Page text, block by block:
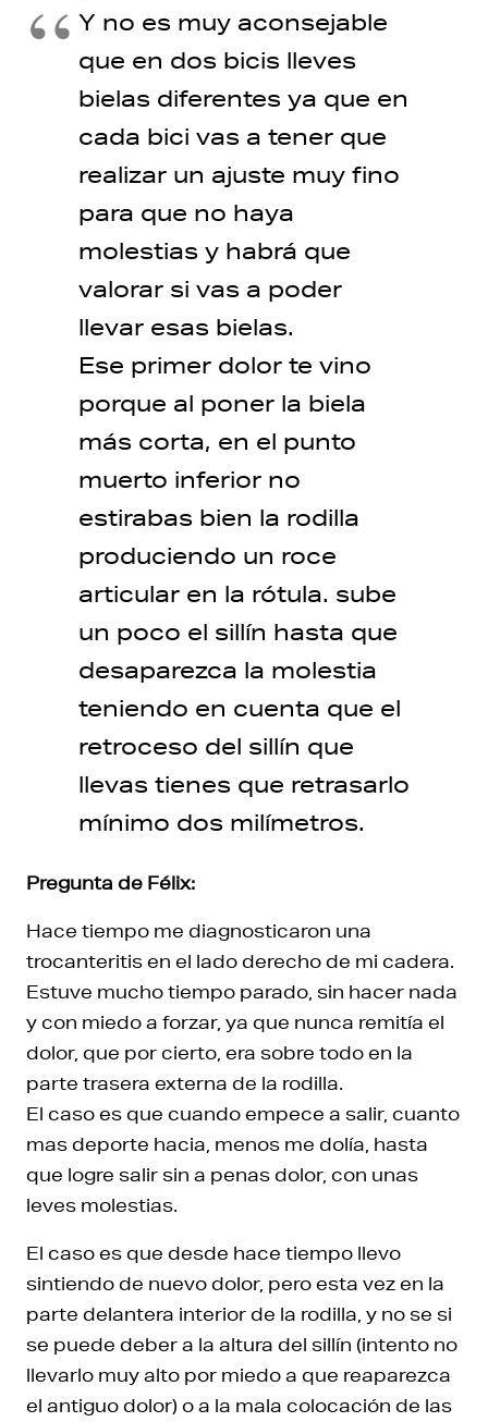
Y no es muy aconsejable
que en dos bicis lleves
bielas diferentes ya que en
cada bici vas a tener que
realizar un ajuste muy fino
para que no haya
molestias y habrá que
valorar si vas a poder
llevar esas bielas.
Ese primer dolor te vino
porque al poner la biela
más corta, en el punto
muerto inferior no
estirabas bien la rodilla
produciendo un roce
articular en la rótula. sube
un poco el sillín hasta que
desaparezca la molestia
teniendo en cuenta que el
retroceso del sillín que
llevas tienes que retrasarlo
mínimo dos milímetros.
Pregunta de Félix:
Hace tiempo me diagnosticaron una
trocanteritis en el lado derecho de mi cadera.
Estuve mucho tiempo parado, sin hacer nada
y con miedo a forzar, ya que nunca remitía el
dolor, que por cierto, era sobre todo en la
parte trasera externa de la rodilla.
El caso es que cuando empece a salir, cuanto
mas deporte hacia, menos me dolía, hasta
que logre salir sin a penas dolor, con unas
leves molestias.
El caso es que desde hace tiempo llevo
sintiendo de nuevo dolor, pero esta vez en la
parte delantera interior de la rodilla, y no se si
se puede deber a la altura del sillín (intento no
llevarlo muy alto por miedo a que reaparezca
el antiguo dolor) o a la mala colocación de las